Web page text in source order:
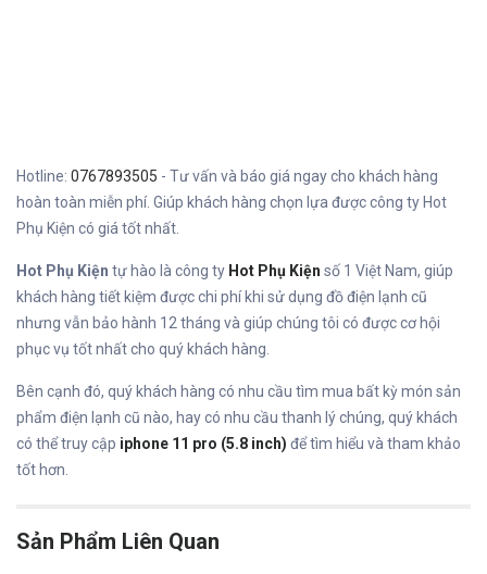
Hotline: 0767893505 - Tư vấn và báo giá ngay cho khách hàng
hoàn toàn miễn phí. Giúp khách hàng chọn lựa được công ty Hot
Phụ Kiện có giá tốt nhất.
Hot Phụ Kiện tự hào là công ty Hot Phụ Kiện số 1 Việt Nam, giúp
khách hàng tiết kiệm được chi phí khi sử dụng đồ điện lạnh cũ
nhưng vẫn bảo hành 12 tháng và giúp chúng tôi có được cơ hội
phục vụ tốt nhất cho quý khách hàng.
Bên cạnh đó, quý khách hàng có nhu cầu tìm mua bất kỳ món sản
phẩm điện lạnh cũ nào, hay có nhu cầu thanh lý chúng, quý khách
có thể truy cập iphone 11 pro (5.8 inch) để tìm hiểu và tham khảo
tốt hơn.
Sản Phẩm Liên Quan